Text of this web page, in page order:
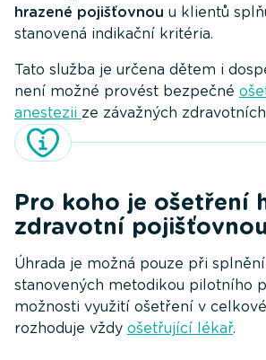
hrazené pojišťovnou u klientů
stanovená indikační kritéria.
Tato služba je určena dětem i
není možné provést bezpečné
anestezii ze závažných
Pro koho je ošetření
zdravotní
Úhrada je možná pouze při
stanovených metodikou pilotního
možnosti využití ošetření v
rozhoduje vždy ošetřující lékař.